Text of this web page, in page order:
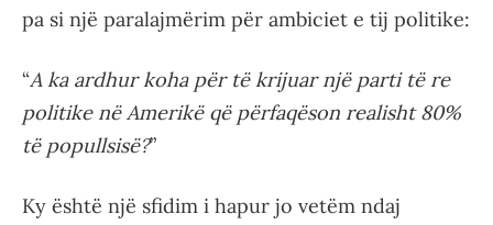
pa si një paralajmërim për ambiciet e tij politike:
“A ka ardhur koha për të krijuar një parti të re
politike në Amerikë që përfaqëson realisht 80%
të popullsisë?”
Ky është një sfidim i hapur jo vetëm ndaj